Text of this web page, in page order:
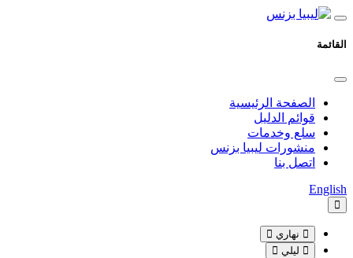
القائمة
الصفحة الرئيسية
قوائم الدليل
سلع وخدمات
منشورات ليبيا بزنس
اتصل بنا
English
نهاري
ليلي